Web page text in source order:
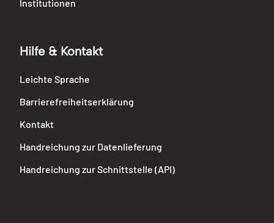
Institutionen
Hilfe & Kontakt
Leichte Sprache
Barrierefreiheitserklärung
Kontakt
Handreichung zur Datenlieferung
Handreichung zur Schnittstelle (API)